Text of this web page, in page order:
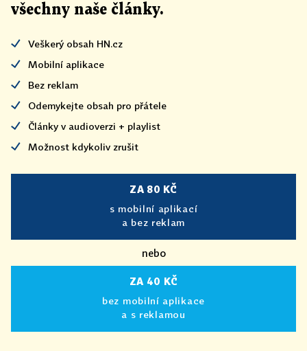
všechny naše články.
Veškerý obsah HN.cz
Mobilní aplikace
Bez reklam
Odemykejte obsah pro přátele
Články v audioverzi + playlist
Možnost kdykoliv zrušit
ZA 80 KČ
s mobilní aplikací
a bez reklam
nebo
ZA 40 KČ
bez mobilní aplikace
a s reklamou